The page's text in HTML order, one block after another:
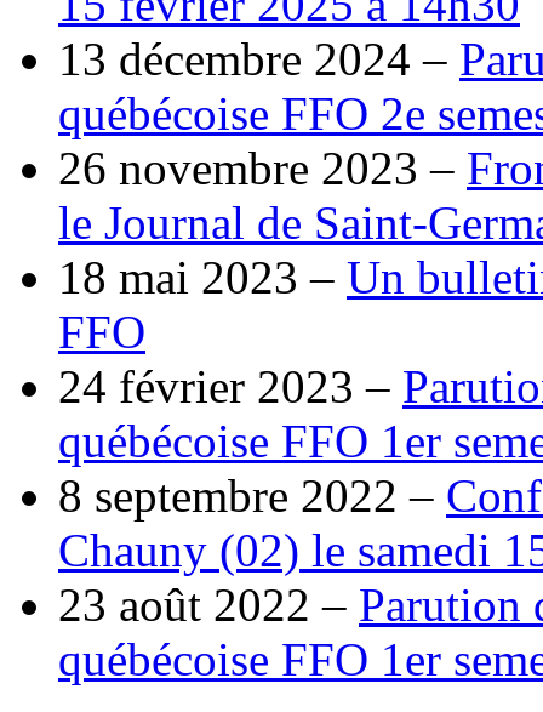
13 décembre 2024 –
québécoise FFO 2e
26 novembre 2023 –
le Journal de Saint-
18 mai 2023 – Un
FFO
24 février 2023 –
québécoise FFO 1er
8 septembre 2022 –
Chauny (02) le samedi
23 août 2022 – Parution
québécoise FFO 1er